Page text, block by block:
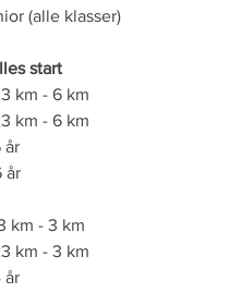
(alle klasser)
start
2x3 km - 6 km
km - 6 km
15-16 år
år
1x3 km - 3 km
km - 3 km
13-14 år